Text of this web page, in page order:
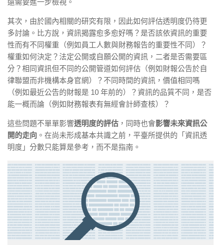
其次，由於國內相關的研究有限，因此如何評估透明度仍待更
多討論 。比方說，資訊揭露愈多愈好嗎？是否該依資訊的重要
性而有不同權重（例如員工人數與財務報告的重要性不同）？
權重如何決定？法定公開或自願公開的資訊，二者是否需要區
分？相同資訊但不同的公開管道如何評估（例如財報公告於自
律聯盟而非機構本身官網）？不同時間的資訊，價值相同嗎
（例如最近公告的財報是 10 年前的）？資訊的品質不同，是否
能一概而論（例如財務報表有無經會計師查核）？
這些問題不單單影響透明度的評估 ，同時也會影響未來資訊公
開的走向 。在尚未形成基本共識之前，平臺所提供的「資訊透
明度」分數只能算是參考，而不是指南。